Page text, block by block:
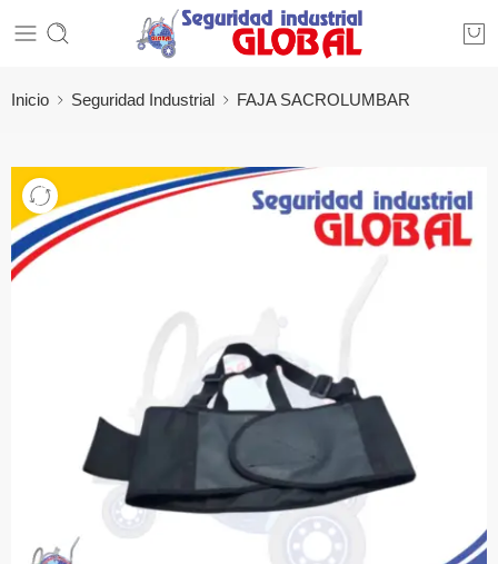
Inicio Seguridad Industrial FAJA SACROLUMBAR